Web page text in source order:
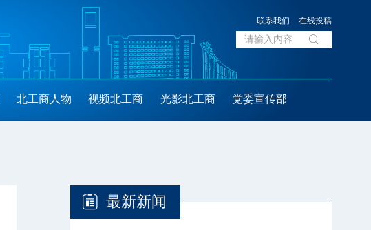
在线投稿
联系我们
北工商人物 视频北工商 光影北工商 党委宣传部
最新新闻